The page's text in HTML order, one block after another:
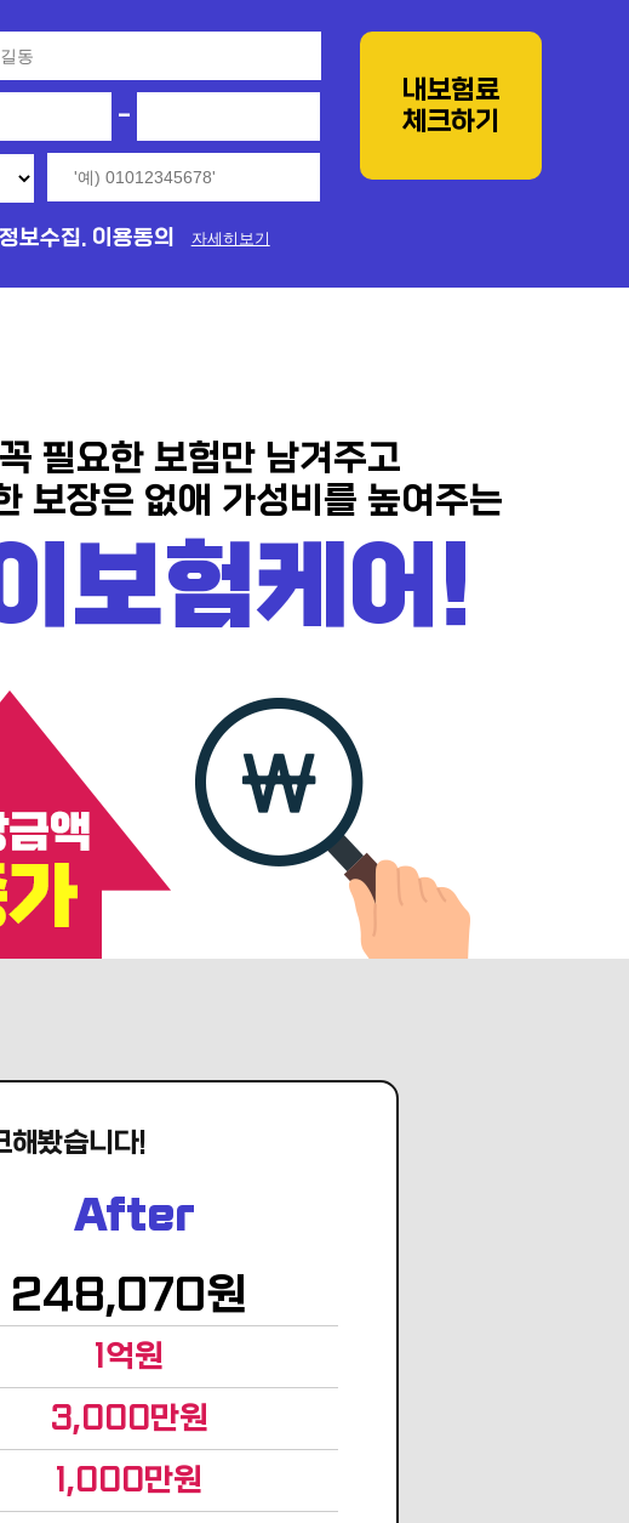
-
보수집. 이용동의 자세히보기
내보험료
체크하기
필요한 보험만 남겨주고
보장은 없애 가성비를 높여주는
보험케어!
해봤습니다!
After
248,070원
1억원
3,000만원
1,000만원